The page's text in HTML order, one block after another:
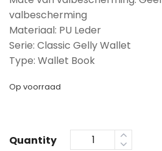
valbescherming
Materiaal: PU Leder
Serie: Classic Gelly Wallet
Type: Wallet Book
Op voorraad
Quantity